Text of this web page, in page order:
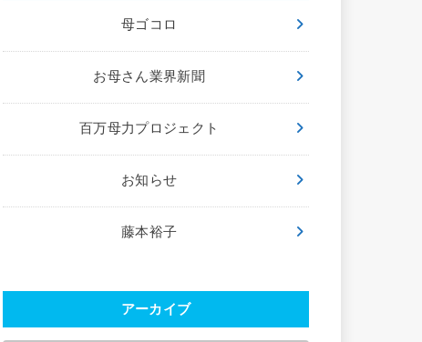
母ゴコロ
お母さん業界新聞
百万母力プロジェクト
お知らせ
藤本裕子
アーカイブ